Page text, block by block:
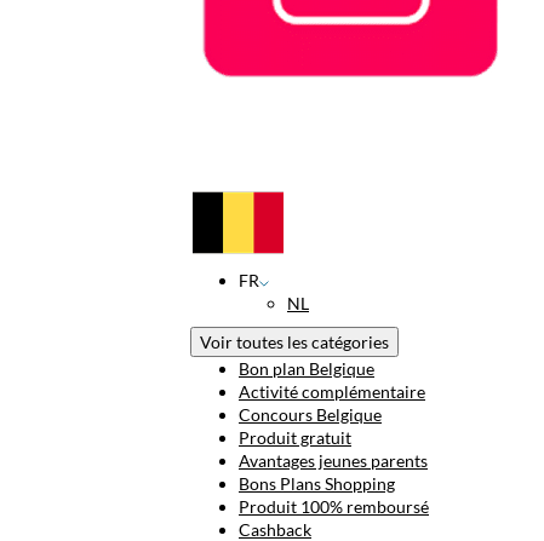
FR
NL
Voir toutes les catégories
Bon plan Belgique
Activité complémentaire
Concours Belgique
Produit gratuit
Avantages jeunes parents
Bons Plans Shopping
Produit 100% remboursé
Cashback